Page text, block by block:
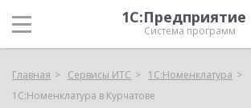
1С:Предприятие
Система программ
Главная Сервисы ИТС
1С:Номенклатура
1С:Номенклатура в Курчатове